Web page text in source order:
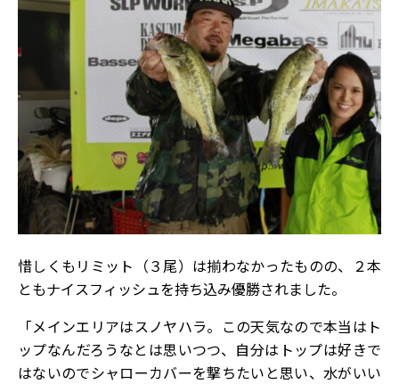
惜しくもリミット（３尾）は揃わなかったものの、２本
ともナイスフィッシュを持ち込み優勝されました。
「メインエリアはスノヤハラ。この天気なので本当はト
ップなんだろうなとは思いつつ、自分はトップは好きで
はないのでシャローカバーを撃ちたいと思い、水がいい